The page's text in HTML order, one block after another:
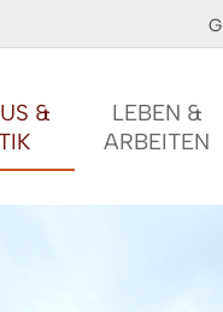
&
LEBEN &
ARBEITEN